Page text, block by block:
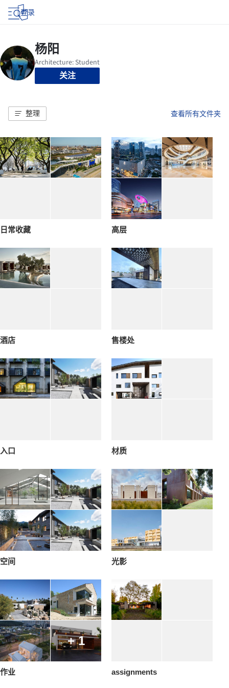
登录
关注
整理 查看所有文件夹
日常收藏 高层
酒店 售楼处
入口 材质
空间 光影
+ 1
作业 assignments